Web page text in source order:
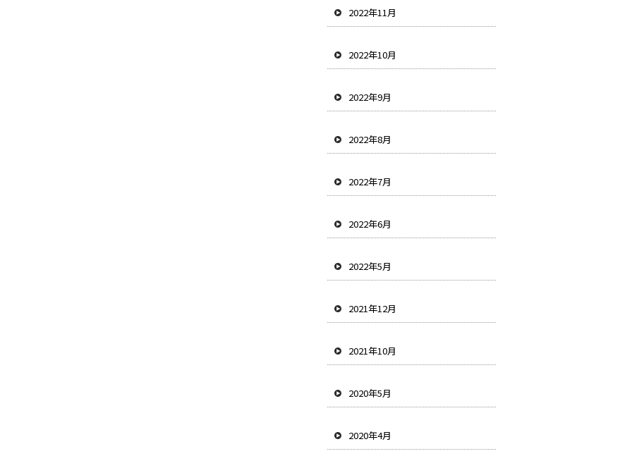
2022年11月
2022年10月
2022年9月
2022年8月
2022年7月
2022年6月
2022年5月
2021年12月
2021年10月
2020年5月
2020年4月